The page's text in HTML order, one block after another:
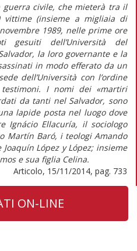
guerra civile, che mieterà tra il
vittime (insieme a migliaia di
1989, nelle prime ore
gesuiti dell’Università del
la loro governante e la
in modo efferato da un
dell’Università con l’ordine
I nomi dei «martiri
da tanti nel Salvador, sono
lapide posta nel luogo dove
Ignácio Ellacuría, il sociologo
Martín Baró, i teologi Amando
López y López; insieme
e sua figlia Celina.
Articolo, 15/11/2014, pag. 733
ON-LINE